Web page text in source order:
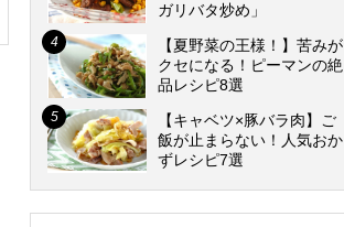
ガリバタ炒め」
【夏野菜の王様！】苦みが
クセになる！ピーマンの絶
品レシピ8選
【キャベツ×豚バラ肉】ご
飯が止まらない！人気おか
ずレシピ7選